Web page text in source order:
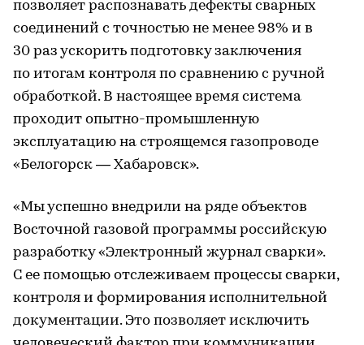
позволяет распознавать дефекты сварных
соединений с точностью не менее 98% и в
30 раз ускорить подготовку заключения
по итогам контроля по сравнению с ручной
обработкой. В настоящее время система
проходит опытно-промышленную
эксплуатацию на строящемся газопроводе
«Белогорск — Хабаровск».
«Мы успешно внедрили на ряде объектов
Восточной газовой программы российскую
разработку «Электронный журнал сварки».
С ее помощью отслеживаем процессы сварки,
контроля и формирования исполнительной
документации. Это позволяет исключить